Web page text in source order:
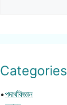
Categories
•পদার্থবিজ্ঞান